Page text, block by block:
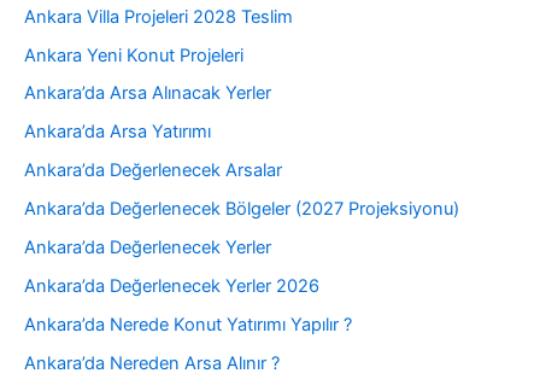
Ankara Villa Projeleri 2028 Teslim
Ankara Yeni Konut Projeleri
Ankara’da Arsa Alınacak Yerler
Ankara’da Arsa Yatırımı
Ankara’da Değerlenecek Arsalar
Ankara’da Değerlenecek Bölgeler (2027 Projeksiyonu)
Ankara’da Değerlenecek Yerler
Ankara’da Değerlenecek Yerler 2026
Ankara’da Nerede Konut Yatırımı Yapılır ?
Ankara’da Nereden Arsa Alınır ?